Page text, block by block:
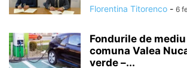
Florentina Titorenco - 6
Fondurile de
comuna Valea
verde –...